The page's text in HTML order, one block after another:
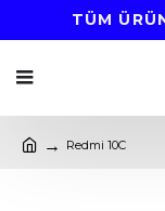
TÜM
Redmi 10C